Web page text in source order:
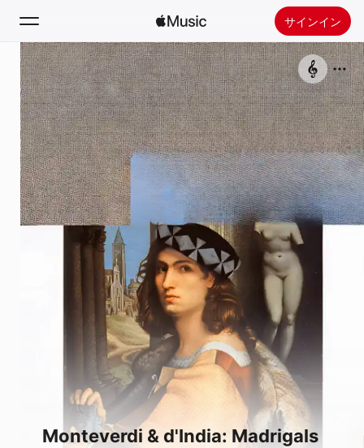
サインイン
検索
ホーム
新着おすすめ
ラジオ
Apple Musicをインストール
Monteverdi & d'India: Madrigals